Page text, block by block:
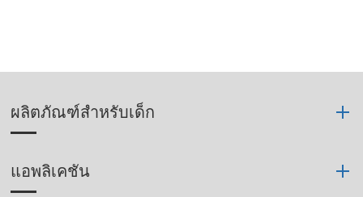
ผลิตภัณฑ์สำหรับเด็ก
แอพลิเคชัน